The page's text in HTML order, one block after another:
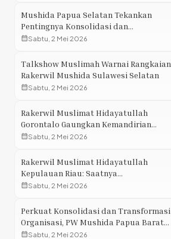
Mushida Papua Selatan Tekankan
Pentingnya Konsolidasi dan
Pemberdayaan Ekonomi Muslimat Pada
calendar_monthSabtu, 2 Mei 2026
Talkshow Muslimah Warnai Rangkaian
Rakerwil Mushida Sulawesi Selatan
calendar_monthSabtu, 2 Mei 2026
Rakerwil Muslimat Hidayatullah
Gorontalo Gaungkan Kemandirian
Organisasi
calendar_monthSabtu, 2 Mei 2026
Rakerwil Muslimat Hidayatullah
Kepulauan Riau: Saatnya
Bertransformasi Tanpa Kehilangan Jati
calendar_monthSabtu, 2 Mei 2026
Perkuat Konsolidasi dan Transformasi
Organisasi, PW Mushida Papua Barat
Daya Gelar Rakerwil 2026
calendar_monthSabtu, 2 Mei 2026